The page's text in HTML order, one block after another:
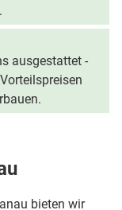
ausgestattet -
bieten wir